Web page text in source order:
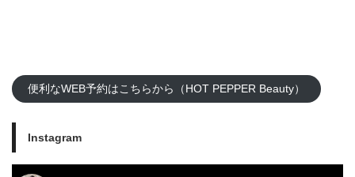
便利なWEB予約はこちらから（HOT PEPPER Beauty）
Instagram